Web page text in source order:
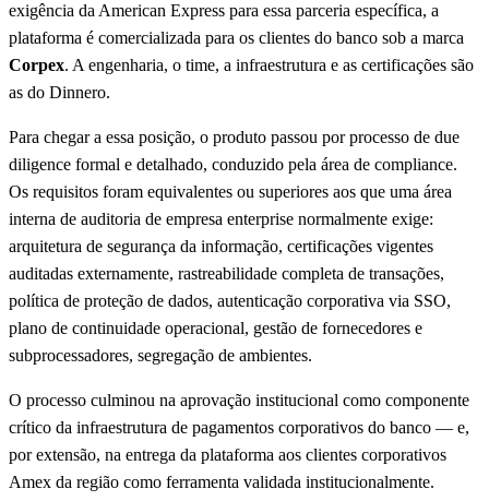
exigência da American Express para essa parceria específica, a
plataforma é comercializada para os clientes do banco sob a marca
Corpex. A engenharia, o time, a infraestrutura e as certificações são
as do Dinnero.
Para chegar a essa posição, o produto passou por processo de due
diligence formal e detalhado, conduzido pela área de compliance.
Os requisitos foram equivalentes ou superiores aos que uma área
interna de auditoria de empresa enterprise normalmente exige:
arquitetura de segurança da informação, certificações vigentes
auditadas externamente, rastreabilidade completa de transações,
política de proteção de dados, autenticação corporativa via SSO,
plano de continuidade operacional, gestão de fornecedores e
subprocessadores, segregação de ambientes.
O processo culminou na aprovação institucional como componente
crítico da infraestrutura de pagamentos corporativos do banco — e,
por extensão, na entrega da plataforma aos clientes corporativos
Amex da região como ferramenta validada institucionalmente.